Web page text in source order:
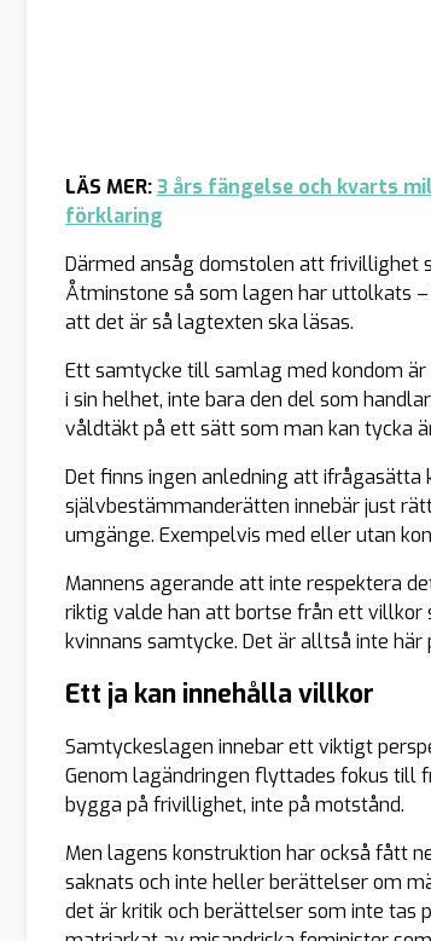
LÄS MER:3 års fängelse och kvarts
förklaring
Därmed ansåg domstolen att frivillighet
Åtminstone så som lagen har uttolkats
att det är så lagtexten ska läsas.
Ett samtycke till samlag med kondom
i sin helhet, inte bara den del som
våldtäkt på ett sätt som man kan tycka
Det finns ingen anledning att
självbestämmanderätten innebär just
umgänge. Exempelvis med eller utan
Mannens agerande att inte respektera
riktig valde han att bortse från ett
kvinnans samtycke. Det är alltså inte
Ett ja kan innehålla villkor
Samtyckeslagen innebar ett viktigt
Genom lagändringen flyttades fokus till
bygga på frivillighet, inte på motstånd.
Men lagens konstruktion har också fått
saknats och inte heller berättelser om
det är kritik och berättelser som inte tas